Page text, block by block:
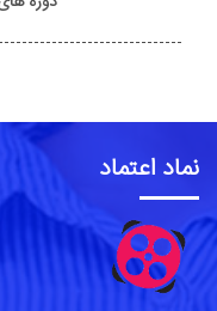
نماد اعتماد